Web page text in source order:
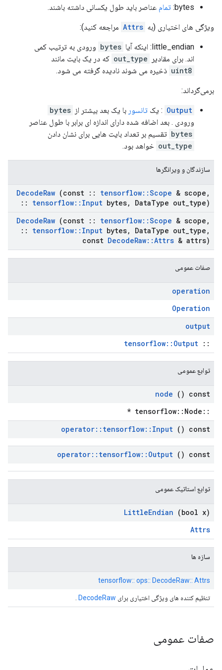
bytes: تمام عناصر باید طول یکسانی داشته باشند.
ویژگی های اختیاری (به Attrs مراجعه کنید):
little_endian: اینکه آیا bytes ورودی به ترتیب کمی
اند. برای مقادیر
out_type که در یک بایت مانند
uint8 ذخیره می شوند نادیده گرفته می شود.
برمی‌گرداند:
Output : یک تانسور با یک بعد بیشتر از bytes
ورودی . بعد اضافه شده دارای اندازه ای برابر با طول عناصر
bytes تقسیم بر تعداد بایت هایی برای نشان دادن
out_type خواهد بود.
سازندگان و ویرانگرها
DecodeRaw (const :: tensorflow::Scope & scope ,
::
tensorflow:: Input bytes, DataType out type)
DecodeRaw (const :: tensorflow::Scope & scope ,
::
tensorflow:: Input bytes, DataType out type ,
const DecodeRaw::Attrs & attrs)
صفات عمومی
operation
Operation
output
::
tensorflow::Output
توابع عمومی
node () const
::tensorflow::Node *
operator:: tensorflow:: Input () const
operator:: tensorflow:: Output () const
توابع استاتیک عمومی
LittleEndian (bool x)
Attrs
سازه ها
tensorflow:: ops:: DecodeRaw:: Attrs
تنظیم کننده های ویژگی اختیاری برای DecodeRaw
صفات عمومی